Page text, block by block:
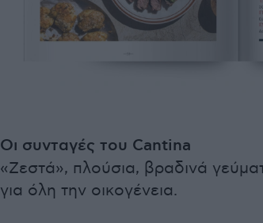
Οι συνταγές του Cantina
«Ζεστά», πλούσια, βραδινά
για όλη την οικογένεια.